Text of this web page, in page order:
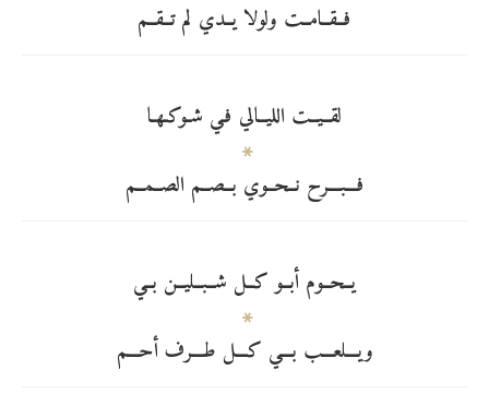
فــقــامــت ولولا يــدي لم تــقــم
لقــيــت الليــالي فـي شـوكـهـا
فـــبـــرح نــحــوي بــصــم الصــمــم
يــحــوم أبــو كــل شــبــليــن بــي
ويـــلعـــب بـــي كـــل طـــرف أحـــم